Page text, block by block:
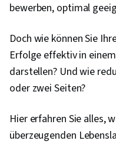
bewerben, optimal
Doch wie können Sie
Erfolge effektiv in
darstellen? Und wie
oder zwei Seiten?
Hier erfahren Sie alles,
überzeugenden